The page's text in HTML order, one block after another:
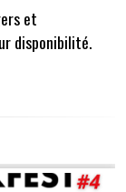
et
disponibilité.